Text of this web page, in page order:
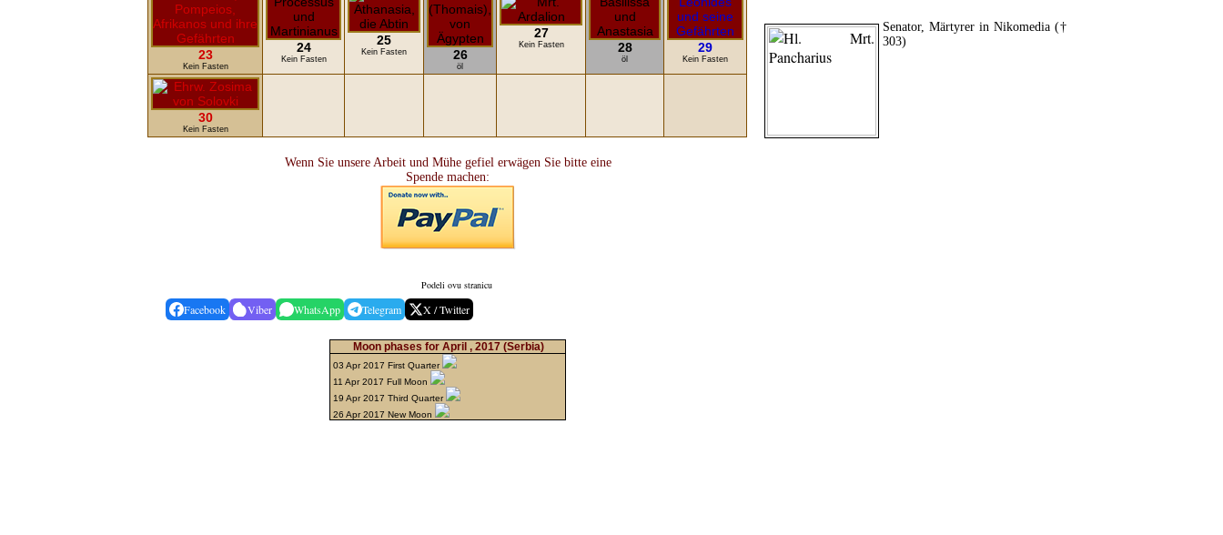
Senator, Märtyrer in Nikomedia (†
303)
23
Kein Fasten
24
Kein Fasten
25
Kein Fasten 26
öl
27
Kein Fasten 28
öl
29
Kein Fasten
30
Kein Fasten
Wenn Sie unsere Arbeit und Mühe gefiel erwägen Sie bitte eine
Spende machen:
Podeli ovu stranicu
Facebook Viber WhatsApp Telegram X / Twitter
Moon phases for April , 2017 (Serbia)
03 Apr 2017 First Quarter
11 Apr 2017 Full Moon
19 Apr 2017 Third Quarter
26 Apr 2017 New Moon